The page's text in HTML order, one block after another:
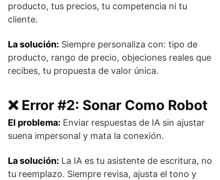
producto, tus precios, tu competencia ni tu
cliente.
La solución: Siempre personaliza con: tipo de
producto, rango de precio, objeciones reales que
recibes, tu propuesta de valor única.
❌ Error #2: Sonar Como Robot
El problema: Enviar respuestas de IA sin ajustar
suena impersonal y mata la conexión.
La solución: La IA es tu asistente de escritura, no
tu reemplazo. Siempre revisa, ajusta el tono y